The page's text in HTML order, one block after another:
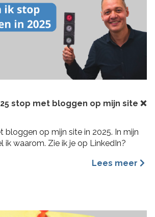
stop met bloggen op mijn site ❌
bloggen op mijn site in 2025. In mijn
waarom. Zie ik je op LinkedIn?
Lees meer